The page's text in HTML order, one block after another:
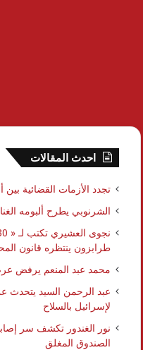
احدث المقالات
تجدد الأزمات القضائية بين
الشرنوبي يطرح ألبومه
طرابزون ينتظره قانون
محمد عبد المنعم يرفض
عبد الرحمن السيد يتحدث
لإسرائيل بالسلاح
نور الغندور تكشف سر
الصندوق المغلق